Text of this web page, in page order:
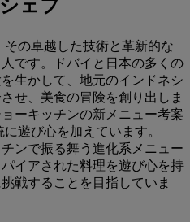
ェフ
の卓越した技術と革新的な
です。ドバイと日本の多くの
生かして、地元のインドネシ
せ、美食の冒険を創り出しま
ーキッチンの新メニュー考案
遊び心を加えています。
ンで振る舞う進化系メニュー
イアされた料理を遊び心を持
戦することを目指していま